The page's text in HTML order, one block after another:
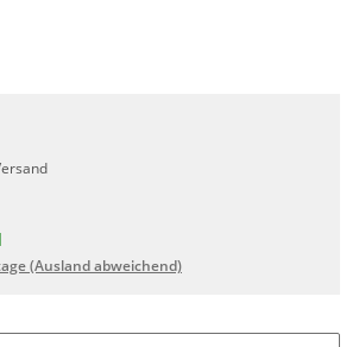
(Ausland abweichend)